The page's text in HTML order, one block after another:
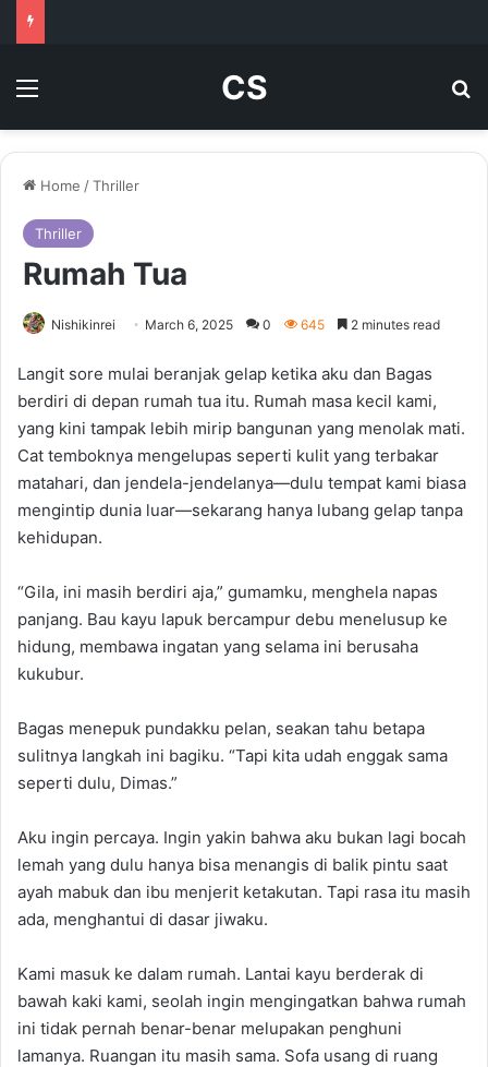
Menu CS
Home /Thriller
Thriller
Rumah Tua
Nishikinrei March 6, 2025 0 645 2 minutes read
Langit sore mulai beranjak gelap ketika aku dan Bagas
berdiri di depan rumah tua itu. Rumah masa kecil kami,
yang kini tampak lebih mirip bangunan yang menolak mati.
Cat temboknya mengelupas seperti kulit yang terbakar
matahari, dan jendela-jendelanya—dulu tempat kami biasa
mengintip dunia luar—sekarang hanya lubang gelap tanpa
kehidupan.
“Gila, ini masih berdiri aja,” gumamku, menghela napas
panjang. Bau kayu lapuk bercampur debu menelusup ke
hidung, membawa ingatan yang selama ini berusaha
kukubur.
Bagas menepuk pundakku pelan, seakan tahu betapa
sulitnya langkah ini bagiku. “Tapi kita udah enggak sama
seperti dulu, Dimas.”
Aku ingin percaya. Ingin yakin bahwa aku bukan lagi bocah
lemah yang dulu hanya bisa menangis di balik pintu saat
ayah mabuk dan ibu menjerit ketakutan. Tapi rasa itu masih
ada, menghantui di dasar jiwaku.
Kami masuk ke dalam rumah. Lantai kayu berderak di
bawah kaki kami, seolah ingin mengingatkan bahwa rumah
ini tidak pernah benar-benar melupakan penghuni
lamanya. Ruangan itu masih sama. Sofa usang di ruang